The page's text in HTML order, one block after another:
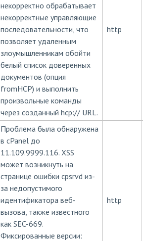
некорректно обрабатывает
некорректные управляющие
последовательности, что
позволяет удаленным
злоумышленникам обойти
белый список доверенных
документов (опция
fromHCP) и выполнить
произвольные команды
через созданный hcp:// URL.
http
Проблема была обнаружена
в cPanel до
11.109.9999.116. XSS
может возникнуть на
странице ошибки cpsrvd из-
за недопустимого
идентификатора веб-
вызова, также известного
как SEC-669.
Фиксированные версии:
http